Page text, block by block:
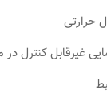
حرارتی
غیرقابل کنترل